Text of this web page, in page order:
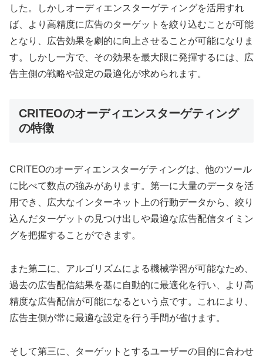
した。しかしオーディエンスターゲティングを活用すれ
ば、より高精度に広告のターゲットを絞り込むことが可能
となり、広告効果を劇的に向上させることが可能になりま
す。しかし一方で、その効果を最大限に発揮するには、広
告主側の戦略や設定の最適化が求められます。
CRITEOのオーディエンスターゲティング
の特徴
CRITEOのオーディエンスターゲティングは、他のツール
に比べて数点の強みがあります。第一に大量のデータを活
用でき、広大なインターネット上の行動データから、絞り
込んだターゲットの見つけ出しや最適な広告配信タイミン
グを把握することができます。
また第二に、アルゴリズムによる機械学習が可能なため、
過去の広告配信結果を基に自動的に最適化を行い、より高
精度な広告配信が可能になるという点です。これにより、
広告主側が常に最適な設定を行う手間が省けます。
そして第三に、ターゲットとするユーザーの目的に合わせ